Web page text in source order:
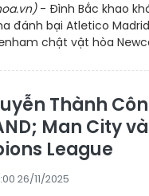
- Đình Bắc khao
đánh bại Atletico
chật vật hòa
Thành
Man City
League
26/11/2025